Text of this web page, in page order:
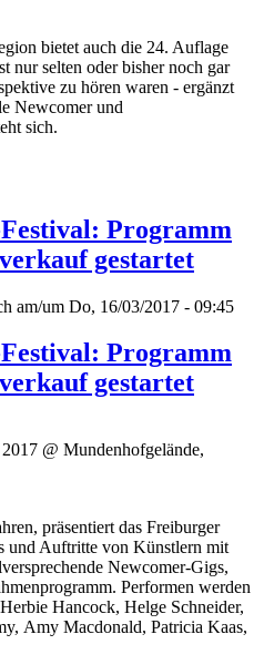
bietet auch die 24. Auflage
nur selten oder bisher noch gar
zu hören waren - ergänzt
Newcomer und
sich.
Programm
gestartet
am/um Do, 16/03/2017 - 09:45
Programm
gestartet
@ Mundenhofgelände,
präsentiert das Freiburger
und Auftritte von Künstlern mit
Newcomer-Gigs,
Performen werden
Hancock, Helge Schneider,
Amy Macdonald, Patricia Kaas,